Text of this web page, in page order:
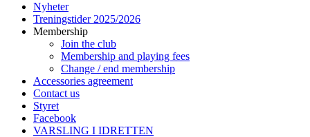
Nyheter
Treningstider 2025/2026
Membership
Join the club
Membership and playing fees
Change / end membership
Accessories agreement
Contact us
Styret
Facebook
VARSLING I IDRETTEN